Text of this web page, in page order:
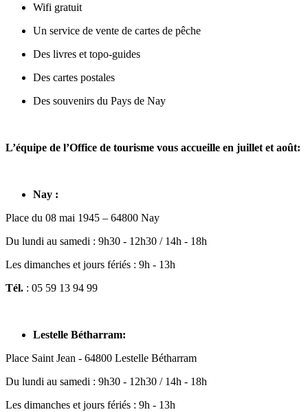
Wifi gratuit
Un service de vente de cartes de pêche
Des livres et topo-guides
Des cartes postales
Des souvenirs du Pays de Nay
L’équipe de l’Office de tourisme vous accueille en juillet et août:
Nay :
Place du 08 mai 1945 – 64800 Nay
Du lundi au samedi : 9h30 - 12h30 / 14h - 18h
Les dimanches et jours fériés : 9h - 13h
Tél. : 05 59 13 94 99
Lestelle Bétharram:
Place Saint Jean - 64800 Lestelle Bétharram
Du lundi au samedi : 9h30 - 12h30 / 14h - 18h
Les dimanches et jours fériés : 9h - 13h